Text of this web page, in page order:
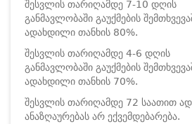
შესვლის თარიღამდე 7-10 დღის
განმავლობაში გაუქმების
ადახდილი თანხის 80%.
შესვლის თარიღამდე 4-6 დღის
განმავლობაში გაუქმების
ადახდილი თანხის 70%.
შესვლის თარიღამდე 72 საათით
ანაზღაურებას არ ექვემდებარება.